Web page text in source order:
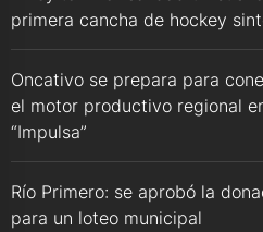
primera cancha de hockey
Oncativo se prepara para
el motor productivo regional
“Impulsa”
Río Primero: se aprobó la
para un loteo municipal